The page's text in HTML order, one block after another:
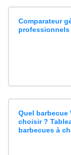
Comparateur
professionnels
Quel barbecue
choisir ?
barbecues à